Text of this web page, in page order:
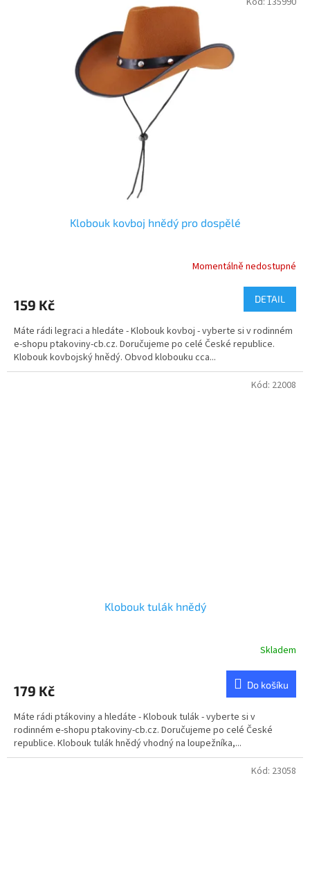
Klobouk kovboj hnědý pro dospělé
je
z
5
hvězdiček.
Momentálně nedostupné
159 Kč DETAIL
Máte rádi legraci a hledáte - Klobouk kovboj - vyberte si v rodinném
e-shopu ptakoviny-cb.cz. Doručujeme po celé České republice.
Klobouk kovbojský hnědý. Obvod klobouku cca...
Klobouk tulák hnědý
je
z
5
hvězdiček.
Skladem
179 Kč Do košíku
Máte rádi ptákoviny a hledáte - Klobouk tulák - vyberte si v
rodinném e-shopu ptakoviny-cb.cz. Doručujeme po celé České
republice. Klobouk tulák hnědý vhodný na loupežníka,...
Kód: 22008
Kód: 23058